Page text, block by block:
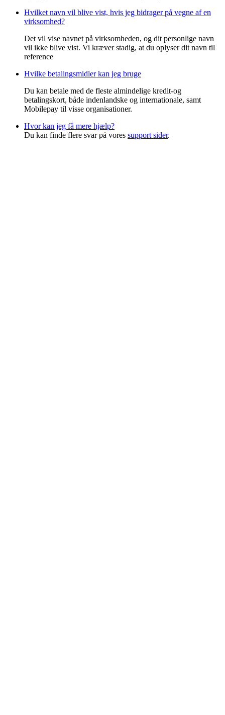
Hvilket navn vil blive vist, hvis jeg bidrager på vegne af en
virksomhed?
Det vil vise navnet på virksomheden, og dit personlige navn
vil ikke blive vist. Vi kræver stadig, at du oplyser dit navn til
reference
Hvilke betalingsmidler kan jeg bruge
Du kan betale med de fleste almindelige kredit-og
betalingskort, både indenlandske og internationale, samt
Mobilepay til visse organisationer.
Hvor kan jeg få mere hjælp?
Du kan finde flere svar på vores support sider.